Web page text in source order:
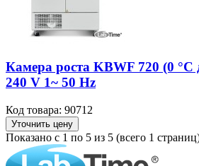
Камера роста KBWF 720 (0
240 V 1~ 50 Hz
Код товара: 90712
Уточнить цену
Показано с 1 по 5 из 5 (всего 1